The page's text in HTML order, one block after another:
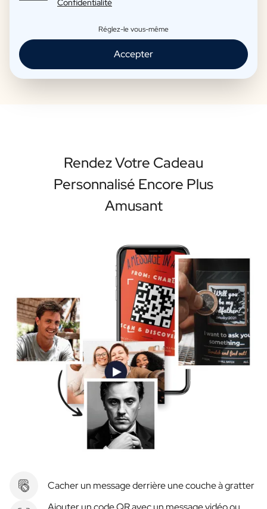
Personnalisez votre bouteille
Rendez Votre Cadeau
Personnalisé Encore Plus
Amusant
Cacher un message derrière une couche à gratter
Confidentialité
Réglez-le vous-même
Accepter